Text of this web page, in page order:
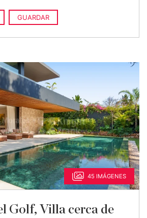
GUARDAR
45 IMÁGENES
Golf, Villa cerca de